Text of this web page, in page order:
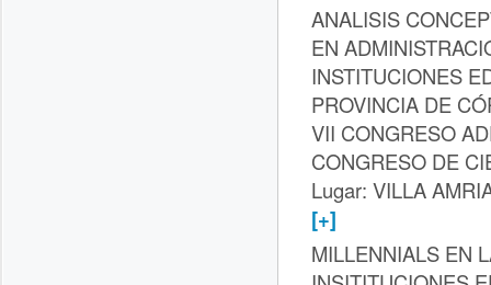
ANALISIS
EN
INSTITUCIONES
PROVINCIA DE
VII CONGRESO
CONGRESO DE
Lugar: VILLA
[+]
MILLENNIALS EN